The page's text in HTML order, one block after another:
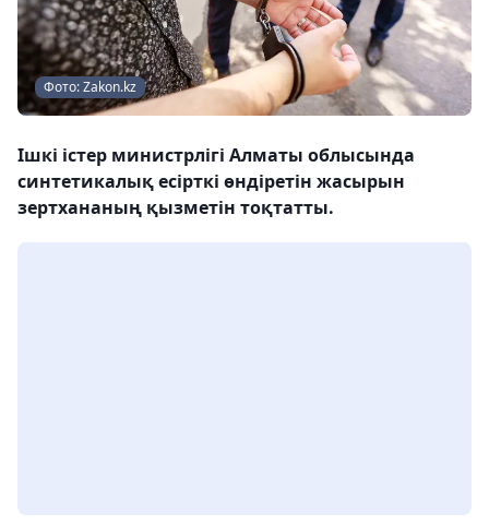
Фото: Zakon.kz
Ішкі істер министрлігі Алматы облысында
синтетикалық есірткі өндіретін жасырын
зертхананың қызметін тоқтатты.